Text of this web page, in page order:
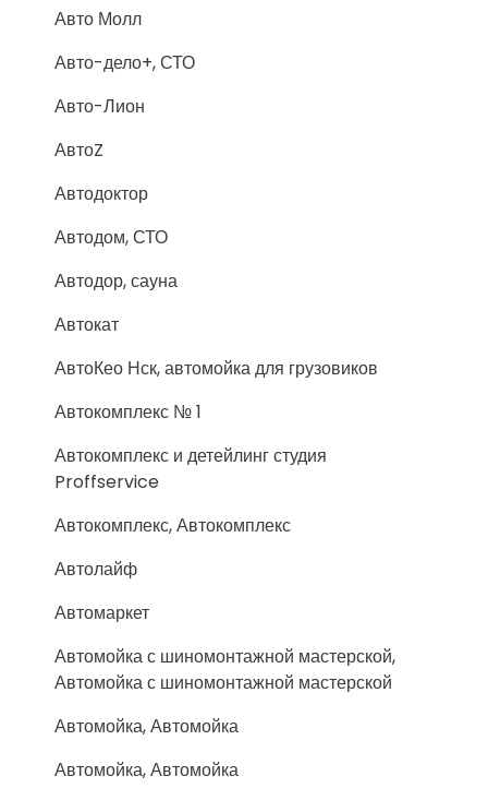
Авто Молл
Авто-дело+, СТО
Авто-Лион
АвтоZ
Автодоктор
Автодом, СТО
Автодор, сауна
Автокат
АвтоКео Нск, автомойка для грузовиков
Автокомплекс № 1
Автокомплекс и детейлинг студия
Proffservice
Автокомплекс, Автокомплекс
Автолайф
Автомаркет
Автомойка с шиномонтажной мастерской,
Автомойка с шиномонтажной мастерской
Автомойка, Автомойка
Автомойка, Автомойка